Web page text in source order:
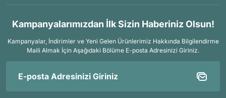
Kampanyalarımızdan İlk Sizin Haberiniz Olsun!
Kampanyalar, İndirimler ve Yeni Gelen Ürünlerimiz Hakkında Bilgilendirme
Maili Almak İçin Aşağıdaki Bölüme E-posta Adresinizi Giriniz.